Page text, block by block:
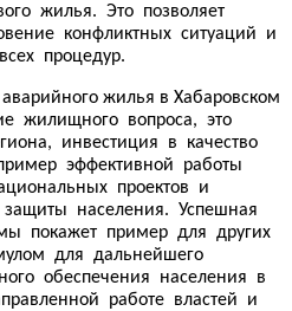
жилья. Это позволяет
конфликтных ситуаций и
процедур.
жилья в Хабаровском
жилищного вопроса, это
инвестиция в качество
эффективной работы
проектов и
населения. Успешная
покажет пример для других
для дальнейшего
обеспечения населения в
работе властей и